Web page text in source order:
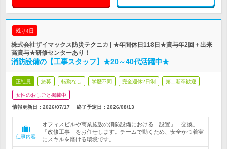
残り4日
株式会社ザイマックス防災テクニカ | ★年間休日118日★賞与年2回＋出来
高賞与★研修センターあり！
消防設備の【工事スタッフ】★20～40代活躍中★
正社員 急募 転勤なし 学歴不問 完全週休2日制 第二新卒歓迎
女性のおしごと掲載中
情報更新日：2026/07/17 終了予定日： 2026/08/13
仕事内容
オフィスビルや商業施設の消防設備における「設置」「交換」
「改修工事」をお任せします。チームで動くため、安全かつ着実
にスキルを磨ける環境です。